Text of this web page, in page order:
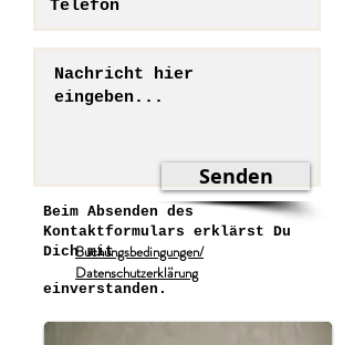
Senden
Beim Absenden des
Kontaktformulars erklärst Du
Dich mit
einverstanden.
Buchungsbedingungen/
Datenschutzerklärung